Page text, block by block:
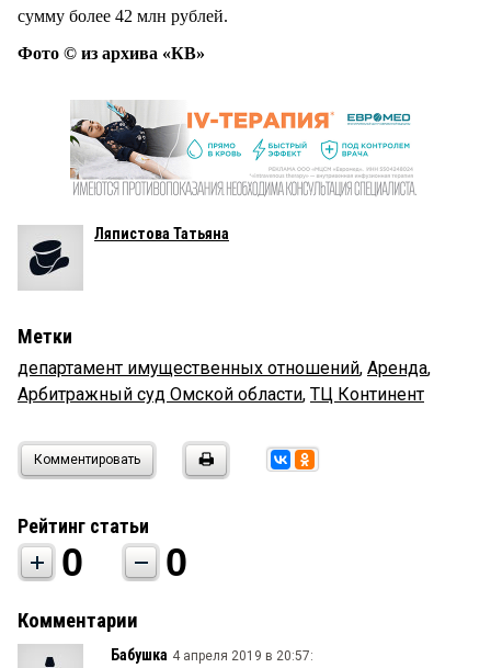
сумму более 42 млн рублей.
Фото © из архива «КВ»
Ляпистова Татьяна
Метки
департамент имущественных отношений, Аренда,
Арбитражный суд Омской области, ТЦ Континент
Комментировать
Рейтинг статьи
0 0
Комментарии
Бабушка 4 апреля 2019 в 20:57: